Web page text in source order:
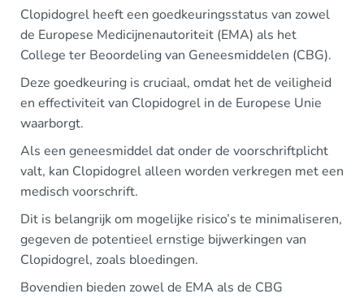
Clopidogrel heeft een goedkeuringsstatus van zowel
de Europese Medicijnenautoriteit (EMA) als het
College ter Beoordeling van Geneesmiddelen (CBG).
Deze goedkeuring is cruciaal, omdat het de veiligheid
en effectiviteit van Clopidogrel in de Europese Unie
waarborgt.
Als een geneesmiddel dat onder de voorschriftplicht
valt, kan Clopidogrel alleen worden verkregen met een
medisch voorschrift.
Dit is belangrijk om mogelijke risico’s te minimaliseren,
gegeven de potentieel ernstige bijwerkingen van
Clopidogrel, zoals bloedingen.
Bovendien bieden zowel de EMA als de CBG